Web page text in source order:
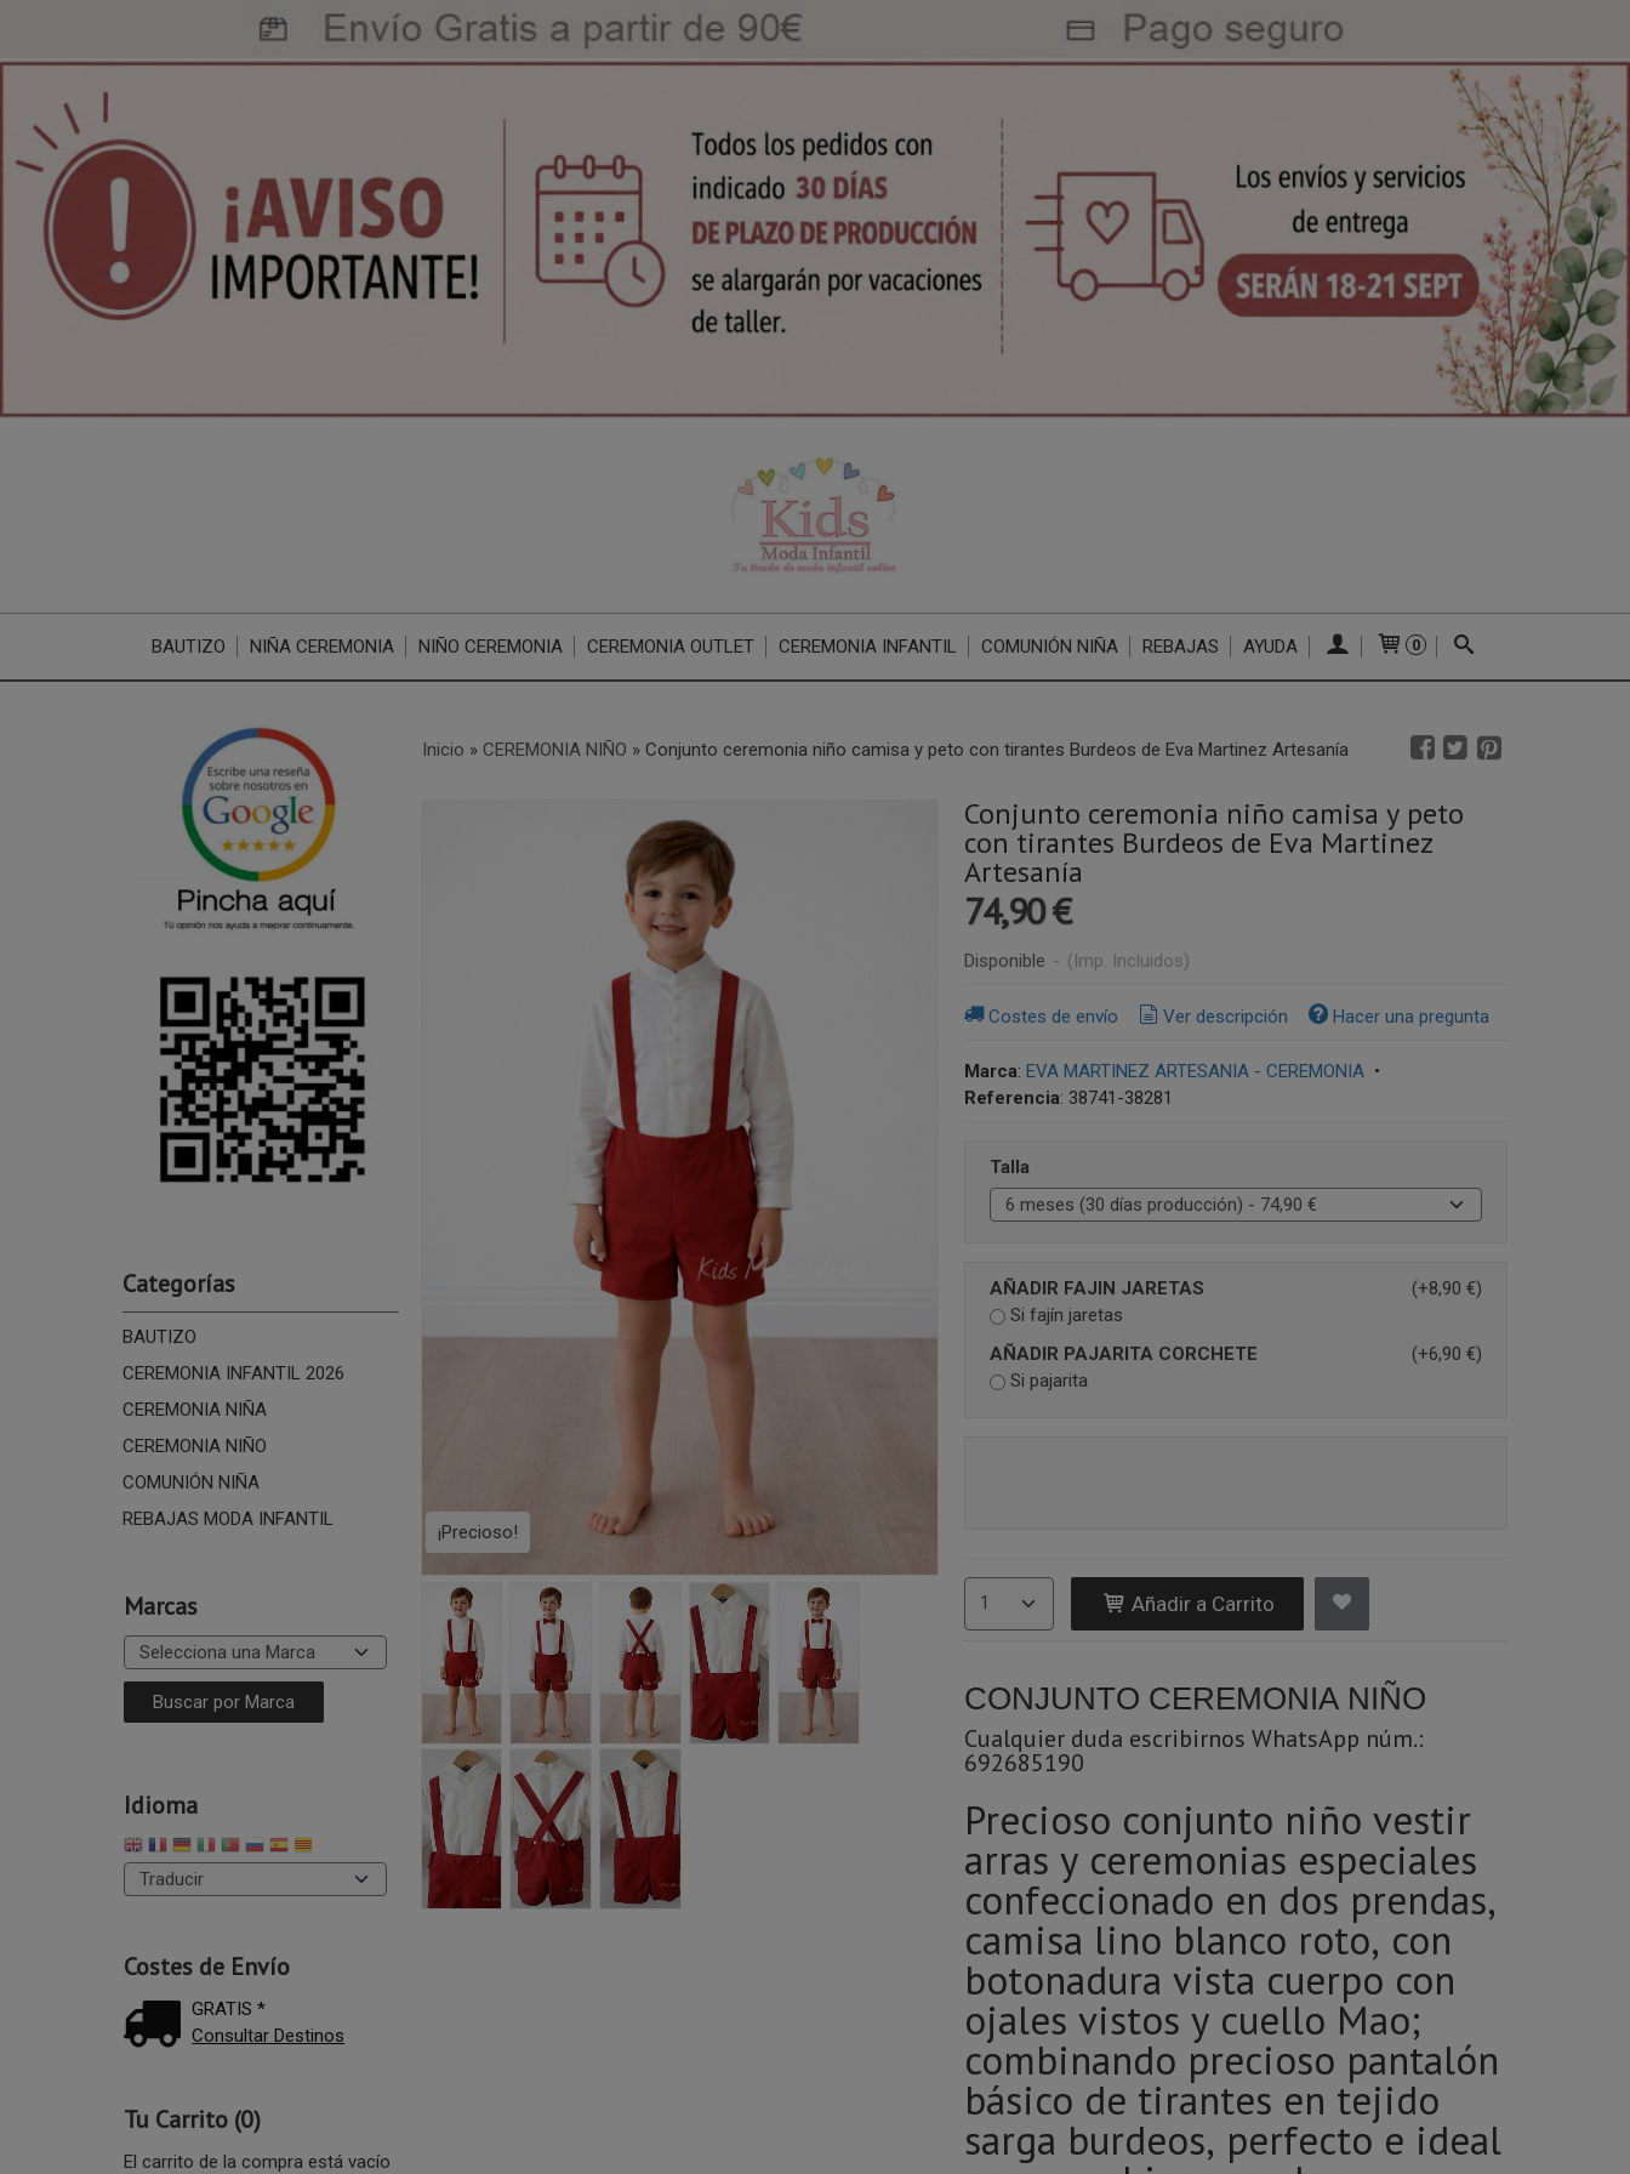
BAUTIZO NIÑA CEREMONIA NIÑO CEREMONIA CEREMONIA OUTLET CEREMONIA INFANTIL COMUNIÓN NIÑA REBAJAS AYUDA 0
Categorías
BAUTIZO
CEREMONIA INFANTIL 2026
CEREMONIA NIÑA
CEREMONIA NIÑO
COMUNIÓN NIÑA
REBAJAS MODA INFANTIL
Marcas
Idioma
Costes de Envío
GRATIS *
Consultar Destinos
Tu Carrito (0)
El carrito de la compra está vacío
Inicio » CEREMONIA NIÑO » Conjunto ceremonia niño camisa y peto con tirantes Burdeos de Eva Martinez Artesanía
¡Precioso!
Conjunto ceremonia niño camisa y peto
con tirantes Burdeos de Eva Martinez
Artesanía
74,90 €
Disponible - (Imp. Incluidos)
Costes de envío Ver descripción Hacer una pregunta
Marca: EVA MARTINEZ ARTESANIA - CEREMONIA•
Referencia: 38741-38281
Talla
AÑADIR FAJIN JARETAS
(+8,90 €)
Si fajín jaretas
AÑADIR PAJARITA CORCHETE
(+6,90 €)
Si pajarita
Añadir a Carrito
CONJUNTO CEREMONIA NIÑO
Cualquier duda escribirnos WhatsApp núm.:
692685190
Precioso conjunto niño vestir
arras y ceremonias especiales
confeccionado en dos prendas,
camisa lino blanco roto, con
botonadura vista cuerpo con
ojales vistos y cuello Mao;
combinando precioso pantalón
básico de tirantes en tejido
sarga burdeos, perfecto e ideal